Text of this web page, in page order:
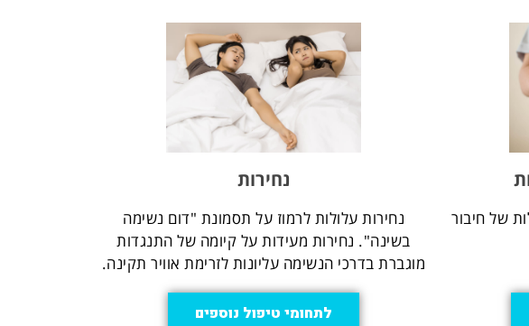
של חיבור
נחירות
נחירות עלולות לרמוז על תסמונת "דום נשימה
בשינה". נחירות מעידות על קיומה של התנגדות
מוגברת בדרכי הנשימה עליונות לזרימת אוויר תקינה.
לתחומי טיפול נוספים